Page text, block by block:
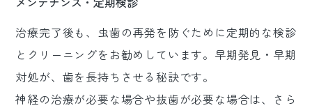
治療完了後も、虫歯の再発を防ぐために定期的な検診
とクリーニングをお勧めしています。早期発見・早期
対処が、歯を長持ちさせる秘訣です。
神経の治療が必要な場合や抜歯が必要な場合は、さら